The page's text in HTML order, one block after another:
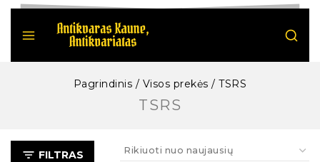
Pagrindinis / Visos prekės / TSRS
TSRS
FILTRAS